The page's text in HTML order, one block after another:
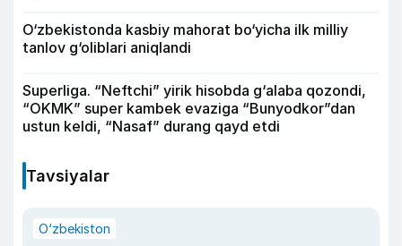
O‘zbekistonda kasbiy mahorat bo‘yicha ilk milliy
tanlov g‘oliblari aniqlandi
Superliga. “Neftchi” yirik hisobda g‘alaba qozondi,
“OKMK” super kambek evaziga “Bunyodkor”dan
ustun keldi, “Nasaf” durang qayd etdi
Tavsiyalar
O‘zbekiston